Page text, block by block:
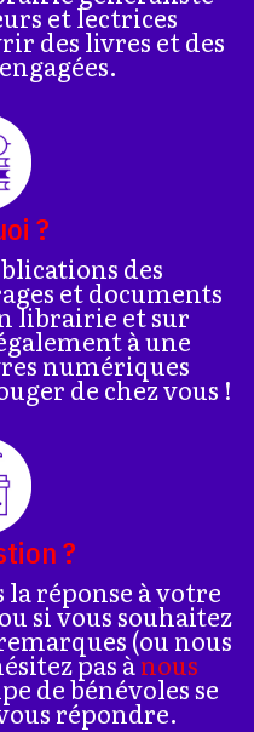
et lectrices
des livres et des
?
des
et documents
librairie et sur
à une
numériques
de chez vous !
?
la réponse à votre
si vous souhaitez
(ou nous
pas ànous
de bénévoles se
répondre.